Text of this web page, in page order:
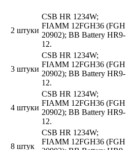
2 штуки
CSB HR 1234W;
FIAMM 12FGH36 (FGH
20902); BB Battery HR9-
12.
3 штуки
CSB HR 1234W;
FIAMM 12FGH36 (FGH
20902); BB Battery HR9-
12.
4 штуки
CSB HR 1234W;
FIAMM 12FGH36 (FGH
20902); BB Battery HR9-
12.
8 штук
CSB HR 1234W;
FIAMM 12FGH36 (FGH